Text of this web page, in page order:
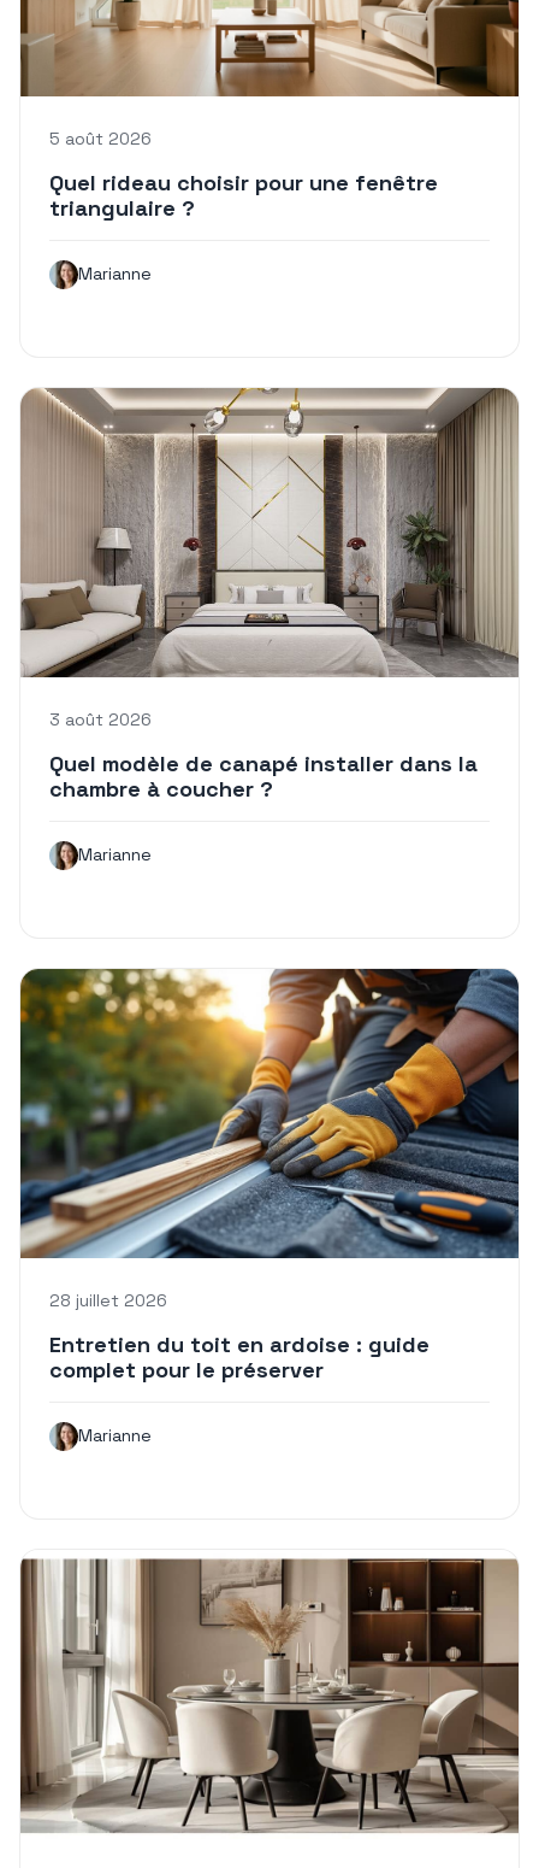
5 août 2026
Quel rideau choisir pour une fenêtre
triangulaire ?
Marianne
3 août 2026
Quel modèle de canapé installer dans la
chambre à coucher ?
Marianne
28 juillet 2026
Entretien du toit en ardoise : guide
complet pour le préserver
Marianne